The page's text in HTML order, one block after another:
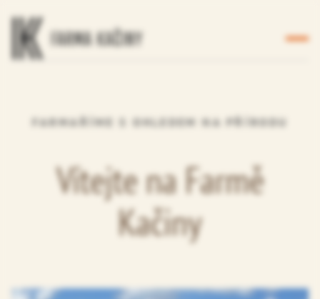
FARMAŘÍME S OHLEDEM NA PŘÍRODU
Vítejte na Farmě
Kačiny